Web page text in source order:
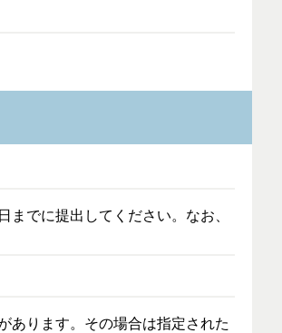
でに提出してください。なお、
あります。その場合は指定された